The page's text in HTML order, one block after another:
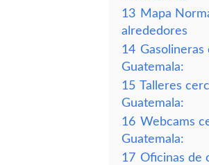
13 Mapa
alrededores
14 Gasolineras
Guatemala:
15 Talleres
Guatemala:
16 Webcams
Guatemala:
17 Oficinas de